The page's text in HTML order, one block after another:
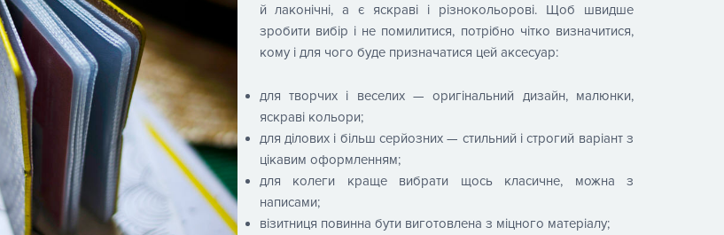
й лаконічні, а є яскраві і різнокольорові. Щоб швидше
зробити вибір і не помилитися, потрібно чітко визначитися,
кому і для чого буде призначатися цей аксесуар:
для творчих і веселих — оригінальний дизайн, малюнки,
яскраві кольори;
для ділових і більш серйозних — стильний і строгий варіант з
цікавим оформленням;
для колеги краще вибрати щось класичне, можна з
написами;
візитниця повинна бути виготовлена ​​з міцного матеріалу;